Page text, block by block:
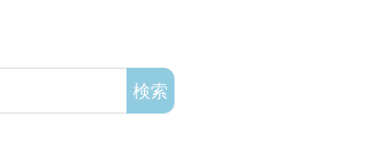
検索